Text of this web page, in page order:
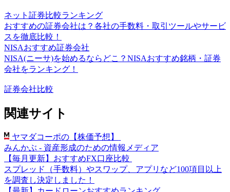
ネット証券比較ランキング
おすすめの証券会社は？各社の手数料・取引ツールやサービ
スを徹底比較！
NISAおすすめ証券会社
NISA(ニーサ)を始めるならどこ？NISAおすすめ銘柄・証券
会社をランキング！
証券会社比較
関連サイト
ヤマダコーポの【株価予想】
みんかぶ - 資産形成のための情報メディア
【毎月更新】おすすめFX口座比較
スプレッド（手数料）やスワップ、アプリなど100項目以上
を調査し決定しました！